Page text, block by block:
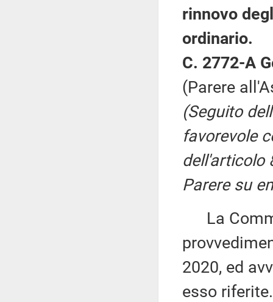
rinnovo
ordinario.
C. 2772-A
(Parere
(Seguito
favorevole
dell'articolo
Parere su
La
2020, ed
esso riferite.